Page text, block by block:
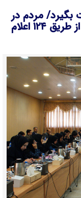
بگیرد/ مردم در
صورت مشاهده حراجی غیر مجاز از طریق ۱۲۴ اعلام